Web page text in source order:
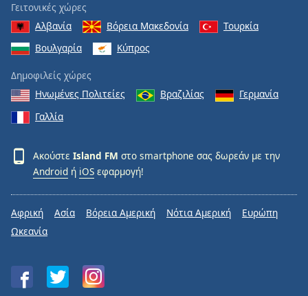
Γειτονικές χώρες
Αλβανία
Βόρεια Μακεδονία
Τουρκία
Βουλγαρία
Κύπρος
Δημοφιλείς χώρες
Ηνωμένες Πολιτείες
Βραζιλίας
Γερμανία
Γαλλία
Ακούστε Island FM στο smartphone σας δωρεάν με την
Android ή iOS εφαρμογή!
Αφρική Ασία Βόρεια Αμερική Νότια Αμερική
Ευρώπη
Ωκεανία